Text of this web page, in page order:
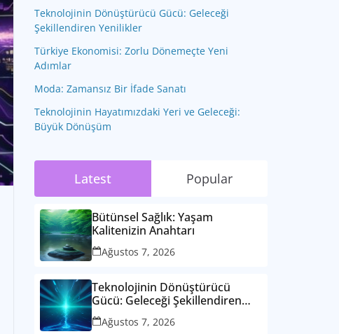
Teknolojinin Dönüştürücü Gücü: Geleceği
Şekillendiren Yenilikler
Türkiye Ekonomisi: Zorlu Dönemeçte Yeni
Adımlar
Moda: Zamansız Bir İfade Sanatı
Teknolojinin Hayatımızdaki Yeri ve Geleceği:
Büyük Dönüşüm
Latest Popular
Bütünsel Sağlık: Yaşam
Kalitenizin Anahtarı
Ağustos 7, 2026
Teknolojinin Dönüştürücü
Gücü: Geleceği Şekillendiren
Yenilikler
Ağustos 7, 2026